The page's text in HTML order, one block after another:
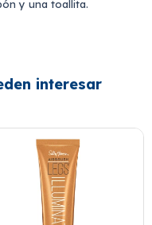
y una toallita.
interesar